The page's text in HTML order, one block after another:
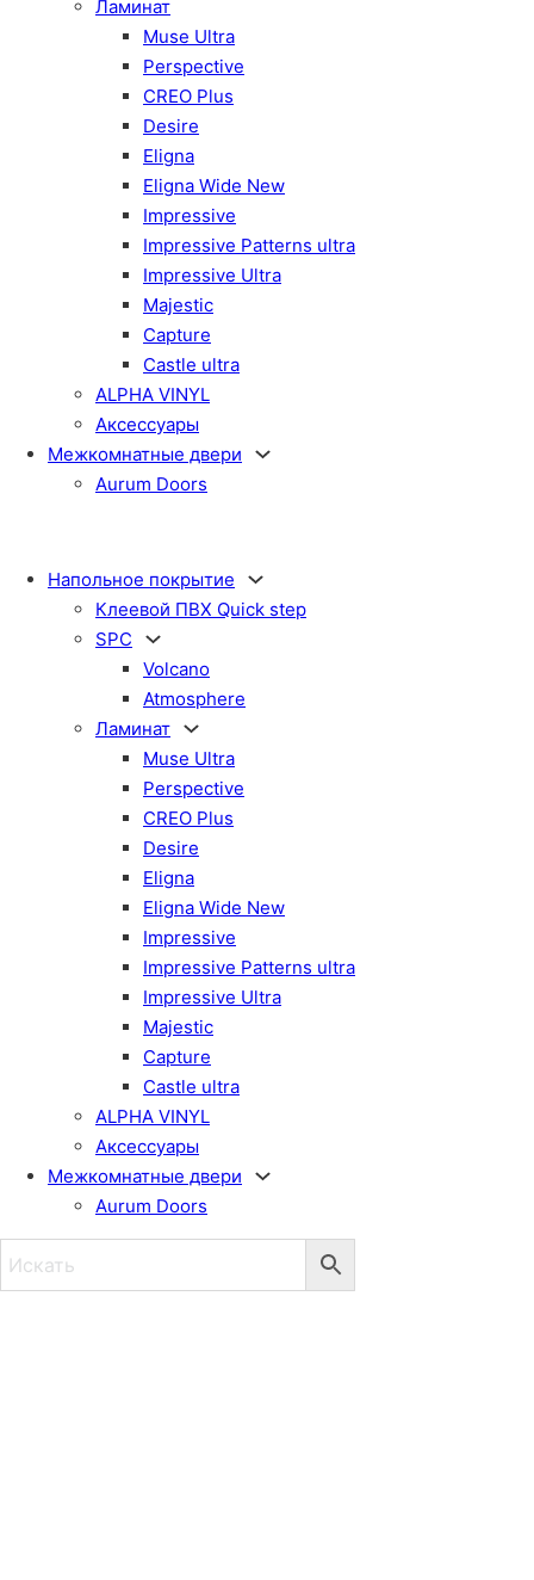
Ламинат
Muse Ultra
Perspective
CREO Plus
Desire
Eligna
Eligna Wide New
Impressive
Impressive Patterns ultra
Impressive Ultra
Majestic
Capture
Castle ultra
ALPHA VINYL
Аксессуары
Межкомнатные двери
Aurum Doors
Напольное покрытие
Клеевой ПВХ Quick step
SPC
Volcano
Atmosphere
Ламинат
Muse Ultra
Perspective
CREO Plus
Desire
Eligna
Eligna Wide New
Impressive
Impressive Patterns ultra
Impressive Ultra
Majestic
Capture
Castle ultra
ALPHA VINYL
Аксессуары
Межкомнатные двери
Aurum Doors